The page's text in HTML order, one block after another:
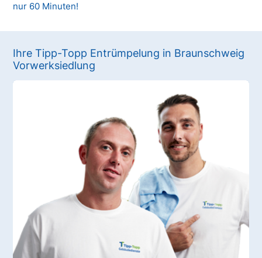
nur 60 Minuten!
Ihre Tipp-Topp Entrümpelung in Braunschweig
Vorwerksiedlung